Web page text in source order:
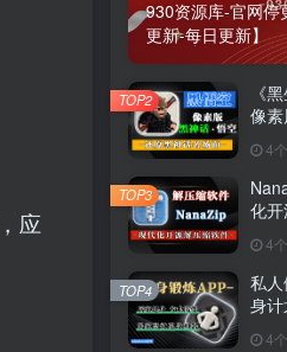
应
930资源库-官网停
更新-每日更新】
《
像
4
TOP2
化开
4
TOP3
私
身
4
TOP4